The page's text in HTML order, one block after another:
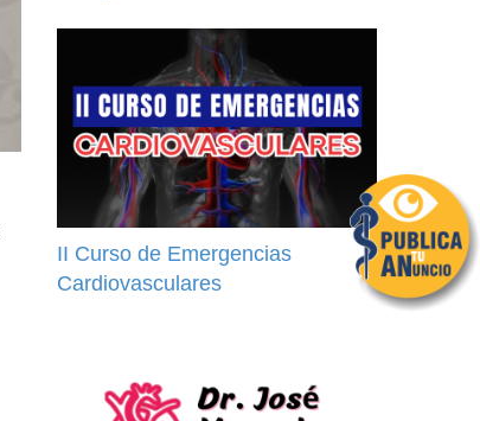
II Curso de Emergencias
Cardiovasculares